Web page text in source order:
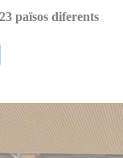
països diferents